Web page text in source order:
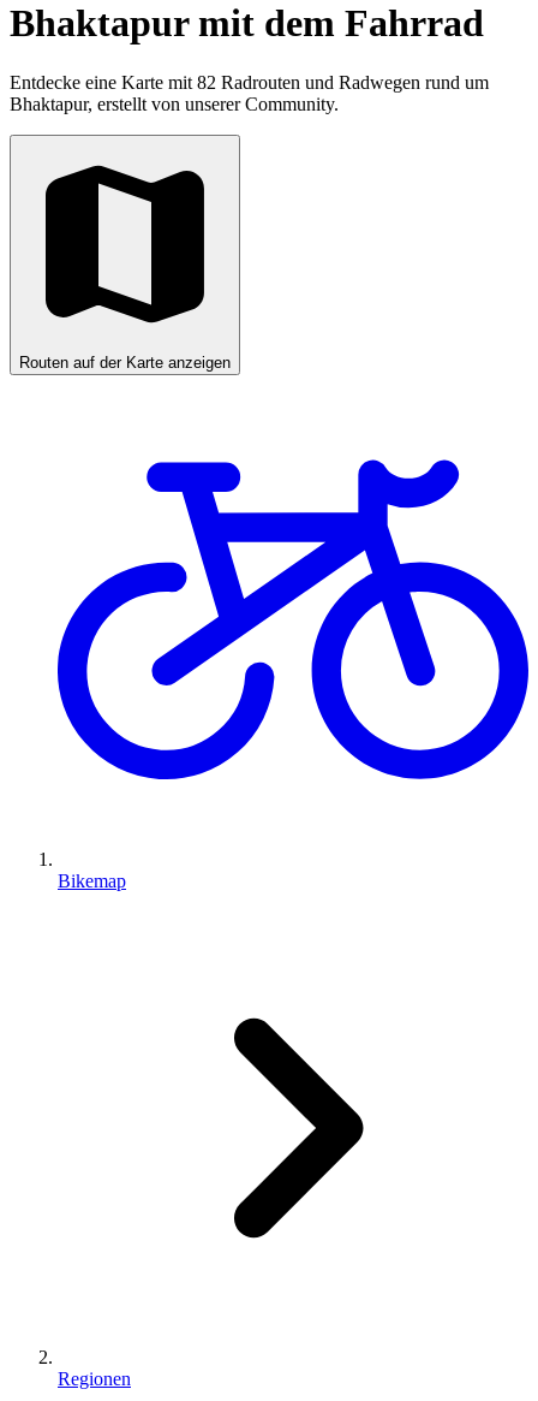
Bhaktapur mit dem Fahrrad
Entdecke eine Karte mit 82 Radrouten und Radwegen rund um
Bhaktapur, erstellt von unserer Community.
Routen auf der Karte anzeigen
Bikemap
Regionen